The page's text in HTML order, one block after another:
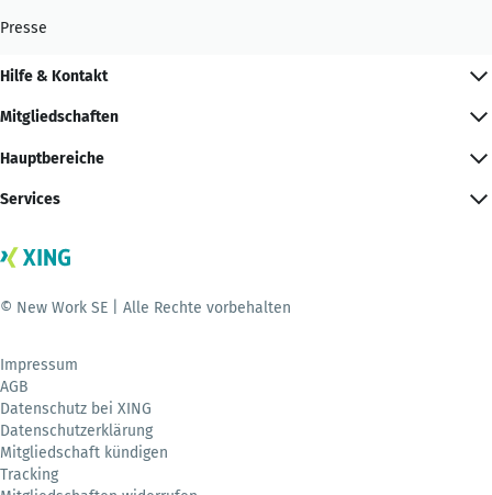
Presse
Hilfe & Kontakt
Mitgliedschaften
Hauptbereiche
Services
© New Work SE | Alle Rechte vorbehalten
Impressum
AGB
Datenschutz bei XING
Datenschutzerklärung
Mitgliedschaft kündigen
Tracking